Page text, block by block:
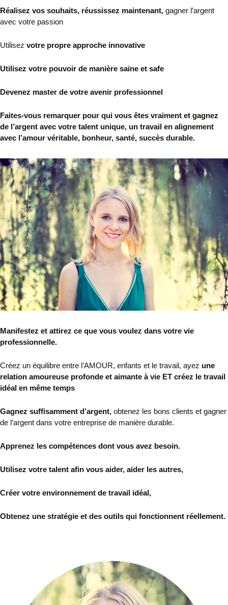
Réalisez vos souhaits, réussissez maintenant, gagner l’argent
avec votre passion
Utilisez votre propre approche innovative
Utilisez votre pouvoir de manière saine et safe
Devenez master de votre avenir professionnel
Faites-vous remarquer pour qui vous êtes vraiment et gagnez
de l’argent avec votre talent unique, un travail en alignement
avec l’amour véritable, bonheur, santé, succès durable.
Manifestez et attirez ce que vous voulez dans votre vie
professionnelle.
Créez un équilibre entre l’AMOUR, enfants et le travail, ayez une
relation amoureuse profonde et aimante à vie ET créez le travail
idéal en même temps
Gagnez suffisamment d’argent, obtenez les bons clients et gagner
de l’argent dans votre entreprise de manière durable.
Apprenez les compétences dont vous avez besoin.
Utilisez votre talent afin vous aider, aider les autres,
Créer votre environnement de travail idéal,
Obtenez une stratégie et des outils qui fonctionnent réellement.